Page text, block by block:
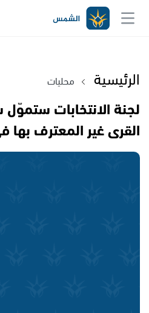
الرئيسية محليات
لجنة الانتخابات
القرى غير المعترف بها